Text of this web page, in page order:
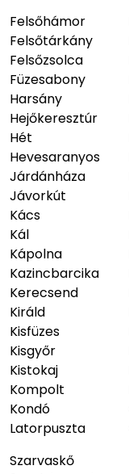
Felsőhámor
Felsőtárkány
Felsőzsolca
Füzesabony
Harsány
Hejőkeresztúr
Hét
Hevesaranyos
Járdánháza
Jávorkút
Kács
Kál
Kápolna
Kazincbarcika
Kerecsend
Királd
Kisfüzes
Kisgyőr
Kistokaj
Kompolt
Kondó
Latorpuszta
Szarvaskő